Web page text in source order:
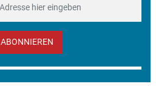
ABONNIEREN